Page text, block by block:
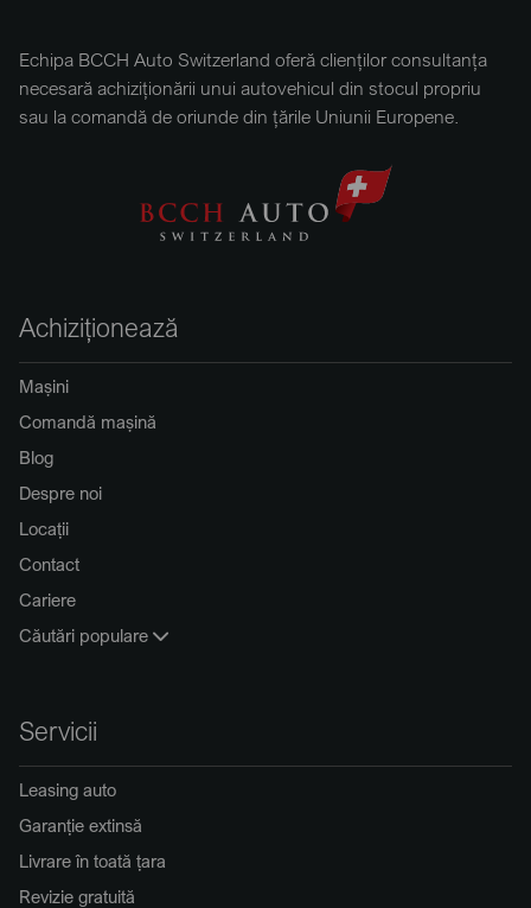
Echipa BCCH Auto Switzerland oferă clienților consultanța
necesară achiziționării unui autovehicul din stocul propriu
sau la comandă de oriunde din țările Uniunii Europene.
Achiziționează
Mașini
Comandă mașină
Blog
Despre noi
Locații
Contact
Cariere
Căutări populare
Servicii
Leasing auto
Garanție extinsă
Livrare în toată țara
Revizie gratuită